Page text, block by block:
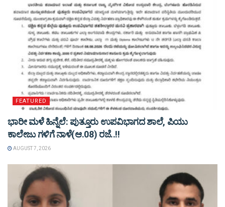
FEATURED
ಭಾರೀ ಮಳೆ ಹಿನ್ನೆಲೆ: ಪುತ್ತೂರು ಉಪವಿಭಾಗದ ಶಾಲೆ, ಪಿಯು
ಕಾಲೇಜು ಗಳಿಗೆ ನಾಳೆ(ಆ.08) ರಜೆ..!!
AUGUST 7, 2026